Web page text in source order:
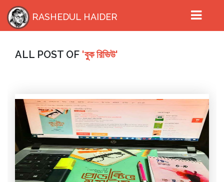
RASHEDUL HAIDER
ALL POST OF 'বুক রিভিউ'